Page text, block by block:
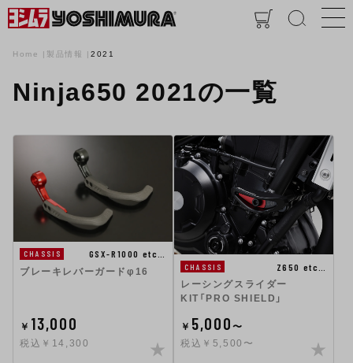
Home 製品情報 2021
Ninja650 2021の一覧
CHASSIS
GSX-R1000 etc…
ブレーキレバーガードφ16
￥ 13,000
税込￥14,300
CHASSIS
Z650 etc…
レーシングスライダー
KIT「PRO SHIELD」
￥ 5,000〜
税込￥5,500〜